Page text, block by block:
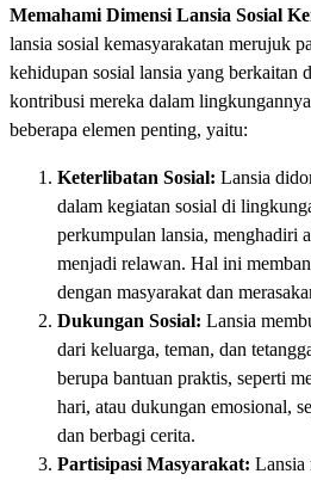
Memahami Dimensi Lansia Sosial
lansia sosial kemasyarakatan merujuk
kehidupan sosial lansia yang berkaitan
kontribusi mereka dalam
beberapa elemen penting, yaitu:
Keterlibatan Sosial: Lansia
dalam kegiatan sosial di
perkumpulan lansia, menghadiri
menjadi relawan. Hal ini
dengan masyarakat dan
Dukungan Sosial: Lansia
dari keluarga, teman, dan
berupa bantuan praktis, seperti
hari, atau dukungan emosional,
dan berbagi cerita.
Partisipasi Masyarakat: Lansia